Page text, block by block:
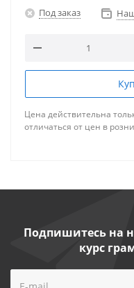
Под заказ
Цена действительна
отличаться от цен в
Подпишитесь на
курс